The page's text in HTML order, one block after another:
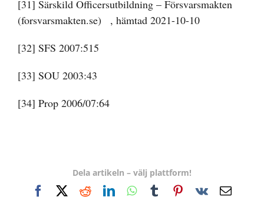
[31] Särskild Officersutbildning – Försvarsmakten
(forsvarsmakten.se)
, hämtad 2021-10-10
[32] SFS 2007:515
[33] SOU 2003:43
[34] Prop 2006/07:64
Dela artikeln – välj plattform!
FacebookRedditLinkedInWhatsApp
TumblrPinterest
Vk
E-